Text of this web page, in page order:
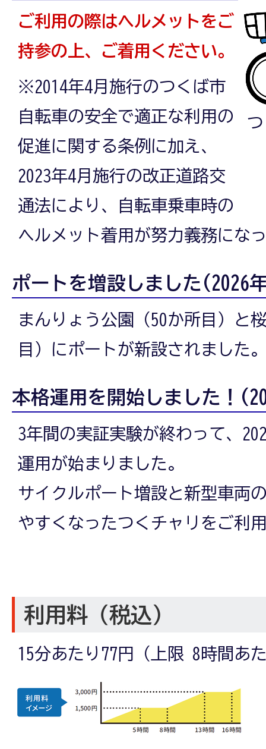
ご利用の際はヘルメットをご
持参の上、ご着用ください。
※2014年4月施行のつくば市
自転車の安全で適正な利用の
促進に関する条例に加え、
2023年4月施行の改正道路交
通法により、自転車乗車時の
ヘルメット着用が努力義務にな
ポートを増設しました(2026
まんりょう公園（50か所目）と
目）にポートが新設されました
本格運用を開始しました！
3年間の実証実験が終わって、
運用が始まりました。
サイクルポート増設と新型車両
やすくなったつくチャリをご利
利用料 （税込）
15分あたり77円（上限 8時間あ